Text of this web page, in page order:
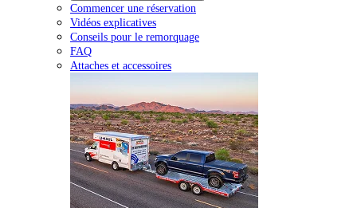
Commencer une réservation
Vidéos explicatives
Conseils pour le remorquage
FAQ
Attaches et accessoires